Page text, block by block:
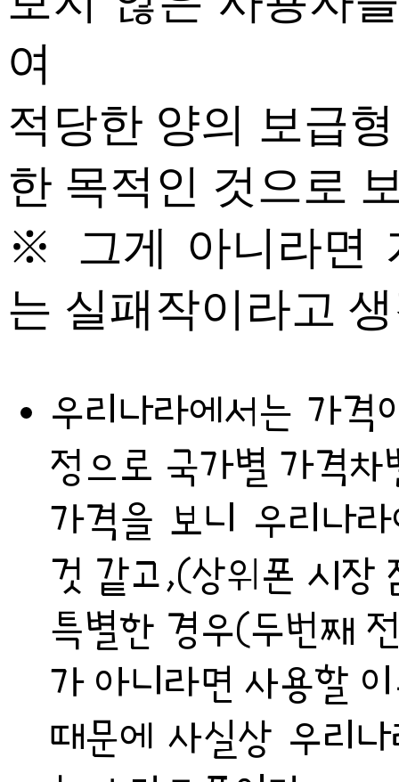
여
적당한 양의 보급
한 목적인 것으로
※ 그게 아니라면
는 실패작이라고
우리나라에서는 가
정으로 국가별 가격
가격을 보니 우리나
것 같고,(상위폰 시장
특별한 경우(두번째
가 아니라면 사용할
때문에 사실상 우리